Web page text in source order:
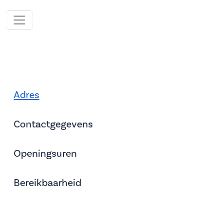
Adres
Contactgegevens
Openingsuren
Bereikbaarheid